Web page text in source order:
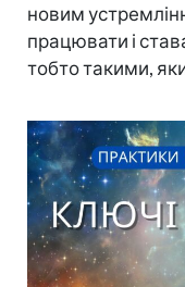
новим
працювати і
тобто такими,